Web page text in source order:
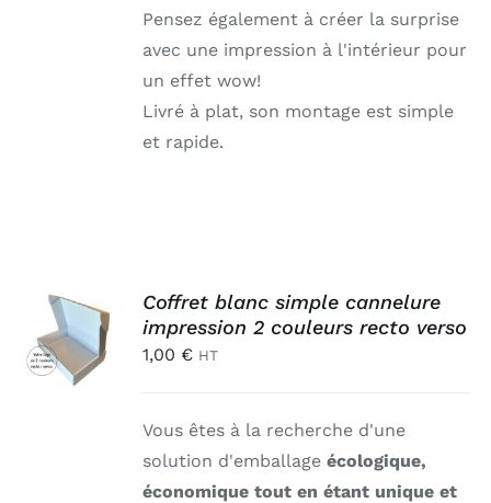
Pensez également à créer la surprise
avec une impression à l'intérieur pour
un effet wow!
Livré à plat, son montage est simple
et rapide.
AJOUTER
AU
PANIER
DÉTAILS
Coffret blanc simple cannelure
impression 2 couleurs recto verso
1,00 € HT
Vous êtes à la recherche d'une
solution d'emballageécologique,
économique tout en étant unique et